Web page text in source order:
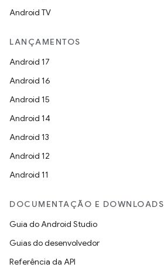
Android TV
LANÇAMENTOS
Android 17
Android 16
Android 15
Android 14
Android 13
Android 12
Android 11
DOCUMENTAÇÃO E DOWNLOADS
Guia do Android Studio
Guias do desenvolvedor
Referência da API